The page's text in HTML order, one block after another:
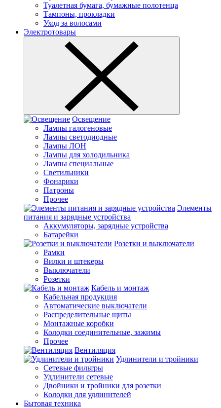
Туалетная бумага, бумажные полотенца
Тампоны, прокладки
Уход за волосами
Электротовары
Освещение
Лампы галогеновые
Лампы светодиодные
Лампы ЛОН
Лампы для холодильника
Лампы специальные
Светильники
Фонарики
Патроны
Прочее
Элементы
питания и зарядные устройства
Аккумуляторы, зарядные устройства
Батарейки
Розетки и выключатели
Рамки
Вилки и штекеры
Выключатели
Розетки
Кабель и монтаж
Кабельная продукция
Автоматические выключатели
Распределительные щиты
Монтажные коробки
Колодки соединительные, зажимы
Прочее
Вентиляция
Удлинители и тройники
Сетевые фильтры
Удлинители сетевые
Двойники и тройники для розетки
Колодки для удлинителей
Бытовая техника